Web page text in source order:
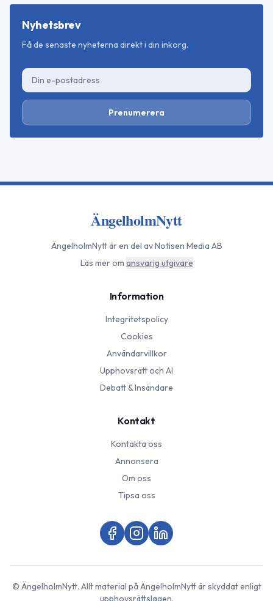
Nyhetsbrev
Få de senaste nyheterna direkt i din inkorg.
Prenumerera
ÄngelholmNytt
ÄngelholmNyttär en del av Notisen Media AB
Läs mer om ansvarig utgivare
Information
Integritetspolicy
Cookies
Användarvillkor
Upphovsrätt och AI
Debatt & Insändare
Kontakt
Kontakta oss
Annonsera
Om oss
Tipsa oss
© ÄngelholmNytt. Allt material påÄngelholmNyttär skyddat enligt